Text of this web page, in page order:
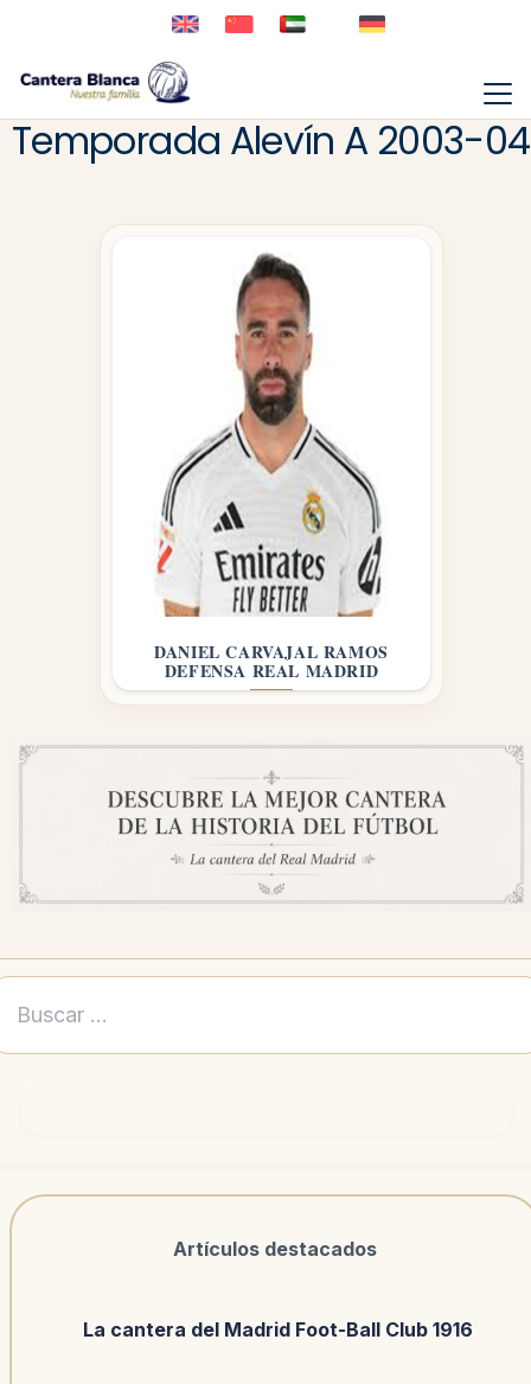
Temporada Alevín A 2003-04
DANIEL CARVAJAL RAMOS
DEFENSA REAL MADRID
Artículos destacados
La cantera del Madrid Foot-Ball Club 1916